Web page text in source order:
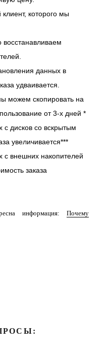
которого мы
данных в
удваивается.
можем скопировать на
от 3-х дней *
с дисков со вскрытым
увеличивается***
с внешних накопителей
заказа
информация: Почему